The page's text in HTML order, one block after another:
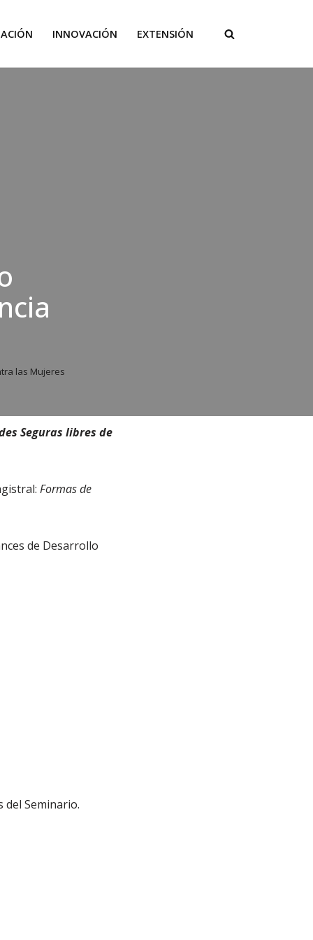
INNOVACIÓN EXTENSIÓN
las Mujeres
Seguras libres de
Formas de
de Desarrollo
del Seminario.